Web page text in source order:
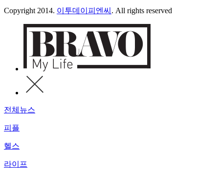
Copyright 2014. 이투데이피엔씨 . All rights reserved
전체뉴스
피플
헬스
라이프